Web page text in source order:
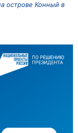
острове Конный в